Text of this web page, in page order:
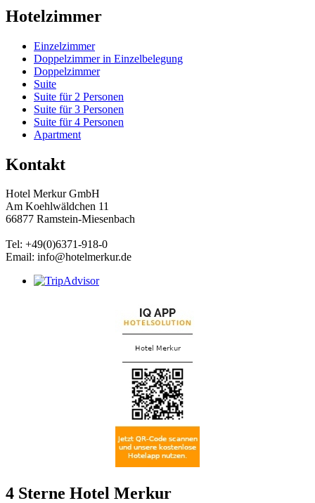
Hotelzimmer
Einzelzimmer
Doppelzimmer in Einzelbelegung
Doppelzimmer
Suite
Suite für 2 Personen
Suite für 3 Personen
Suite für 4 Personen
Apartment
Kontakt
Hotel Merkur GmbH
Am Koehlwäldchen 11
66877 Ramstein-Miesenbach
Tel: +49(0)6371-918-0
Email: info@hotelmerkur.de
4 Sterne Hotel Merkur